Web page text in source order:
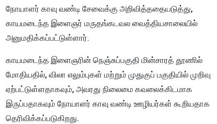
நோயாளர் காவு வண்டி சேவைக்கு அறிவித்ததையடுத்து,
காயமடைந்த இளைஞர் மருதங்கடவல வைத்தியசாலையில்
அனுமதிக்கப்பட்டுள்ளார்.
காயமடைந்த இளைஞரின் நெஞ்சுப்பகுதி மின்சாரத் தூணில்
மோதியதில், விலா எலும்புகள் மற்றும் முதுகுப் பகுதியில் முறிவு
ஏற்பட்டுள்ளதாகவும், அவரது நிலைமை கவலைக்கிடமாக
இருப்பதாகவும் நோயாளர் காவு வண்டி ஊழியர்கள் கூறியதாக
தெரிவிக்கப்படுகிறது.